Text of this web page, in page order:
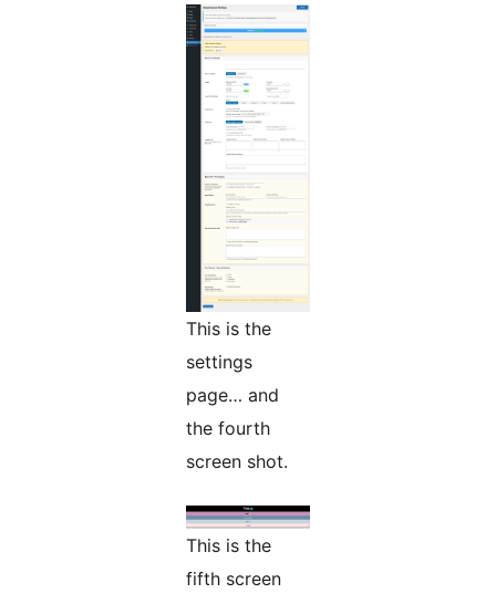
This is the
settings
page… and
the fourth
screen shot.
This is the
fifth screen